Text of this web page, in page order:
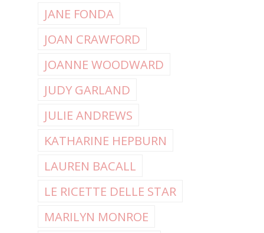
JANE FONDA
JOAN CRAWFORD
JOANNE WOODWARD
JUDY GARLAND
JULIE ANDREWS
KATHARINE HEPBURN
LAUREN BACALL
LE RICETTE DELLE STAR
MARILYN MONROE